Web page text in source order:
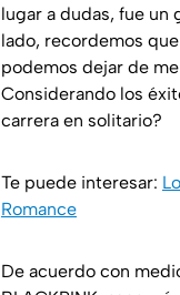
lugar a dudas, fue un
lado, recordemos
podemos dejar de
Considerando los
carrera en solitario?
Te puede interesar:
Romance
De acuerdo con